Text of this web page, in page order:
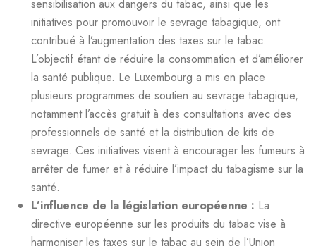
sensibilisation aux dangers du tabac, ainsi que les
initiatives pour promouvoir le sevrage tabagique, ont
contribué à l’augmentation des taxes sur le tabac.
L’objectif étant de réduire la consommation et d’améliorer
la santé publique. Le Luxembourg a mis en place
plusieurs programmes de soutien au sevrage tabagique,
notamment l’accès gratuit à des consultations avec des
professionnels de santé et la distribution de kits de
sevrage. Ces initiatives visent à encourager les fumeurs à
arrêter de fumer et à réduire l’impact du tabagisme sur la
santé.
L’influence de la législation européenne : La
directive européenne sur les produits du tabac vise à
harmoniser les taxes sur le tabac au sein de l’Union